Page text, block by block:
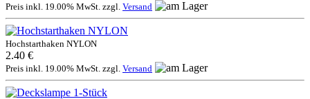
Preis inkl. 19.00% MwSt. zzgl. Versand
Hochstarthaken NYLON
2.40 €
Preis inkl. 19.00% MwSt. zzgl. Versand